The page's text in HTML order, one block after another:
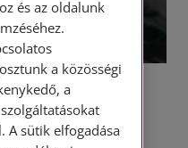
Nem
és az oldalunk
a közösségi
a
A sütik elfogadása